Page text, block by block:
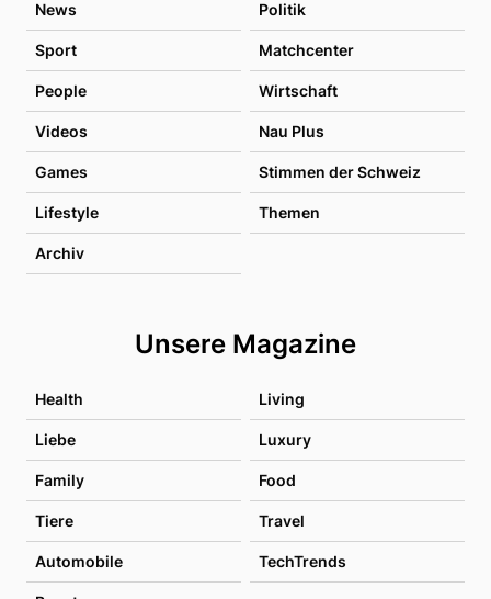
News Politik
Sport Matchcenter
People Wirtschaft
Videos Nau Plus
Games Stimmen der Schweiz
Lifestyle Themen
Archiv
Unsere Magazine
Health Living
Liebe Luxury
Family Food
Tiere Travel
Automobile TechTrends